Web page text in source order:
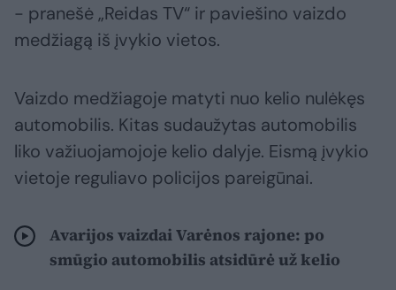
- pranešė „Reidas TV“ ir paviešino vaizdo
medžiagą iš įvykio vietos.
Vaizdo medžiagoje matyti nuo kelio nulėkęs
automobilis. Kitas sudaužytas automobilis
liko važiuojamojoje kelio dalyje. Eismą įvykio
vietoje reguliavo policijos pareigūnai.
Avarijos vaizdai Varėnos rajone: po
smūgio automobilis atsidūrė už kelio